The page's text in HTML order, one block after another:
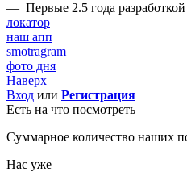
— Первые 2.5 года
локатор
наш апп
smotragram
фото дня
Наверх
Вход или Регистрация
Есть на что посмотреть
Суммарное количество наших
Нас уже